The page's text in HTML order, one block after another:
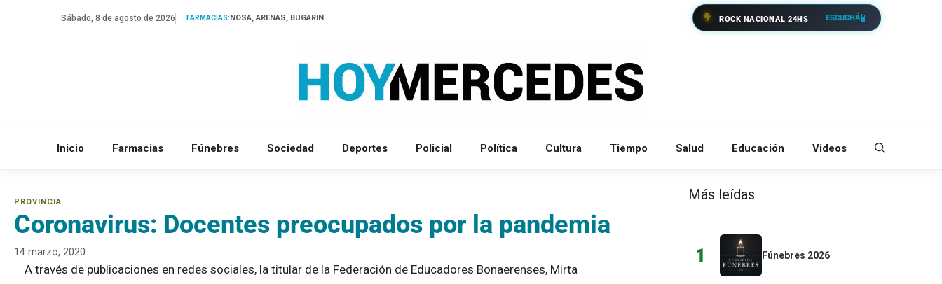
Sábado, 8 de agosto de 2026 FARMACIAS:NOSA, ARENAS, BUGARIN ROCK NACIONAL 24HS ESCUCHÁ
Inicio Farmacias Fúnebres Sociedad Deportes Policial Política Cultura Tiempo Salud Educación Videos
Coronavirus: Docentes preocupados por la pandemia
14 marzo, 2020
A través de publicaciones en redes sociales, la titular de la Federación de Educadores Bonaerenses, Mirta
Más leídas
1 Fúnebres 2026